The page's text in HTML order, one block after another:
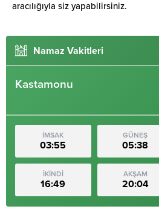
aracılığıyla siz yapabilirsiniz.
Namaz Vakitleri
Kastamonu
İMSAK
03:55
GÜNEŞ
05:38
İKİNDİ
16:49
AKŞAM
20:04